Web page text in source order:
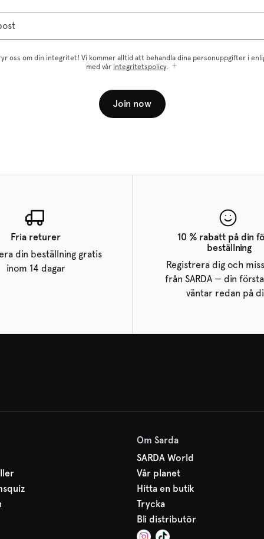
oss om din integritet! Vi kommer alltid att behandla dina personuppgifter i
med vår integritetspolicy.
Join now
Fria returer
din beställning gratis
inom 14 dagar
10 % rabatt på din
beställning
Registrera dig och
från SARDA — din
väntar redan på
Om Sarda
SARDA World
Vår planet
Hitta en butik
Trycka
Bli distributör